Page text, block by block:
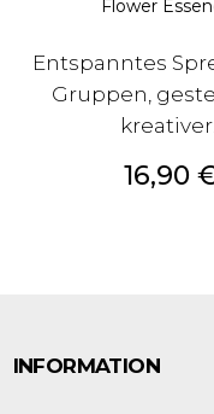
Flower
Entspanntes
Gruppen,
kreativer...
Preis
16,90
INFORMATION